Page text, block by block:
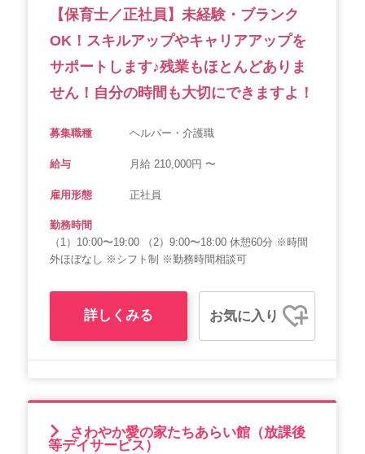
【保育士／正社員】未経験・ブランク
OK！スキルアップやキャリアアップを
サポートします♪残業もほとんどありま
せん！自分の時間も大切にできますよ！
募集職種 ヘルパー・介護職
給与 月給 210,000円 〜
雇用形態 正社員
勤務時間
（1）10:00〜19:00 （2）9:00〜18:00 休憩60分 ※時間
外ほぼなし ※シフト制 ※勤務時間相談可
詳しくみる お気に入り
さわやか愛の家たちあらい館（放課後
等デイサービス）